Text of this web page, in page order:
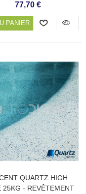
77,70 €
PANIER
QUARTZ HIGH
25KG - REVÊTEMENT